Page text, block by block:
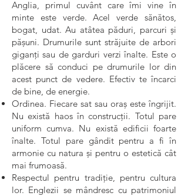
Anglia, primul cuvânt care îmi vine în
minte este verde. Acel verde sănătos,
bogat, udat. Au atâtea păduri, parcuri și
pășuni. Drumurile sunt străjuite de arbori
giganți sau de garduri verzi înalte. Este o
plăcere să conduci pe drumurile lor din
acest punct de vedere. Efectiv te încarci
de bine, de energie.
Ordinea. Fiecare sat sau oraș este îngrijit.
Nu există haos în construcții. Totul pare
uniform cumva. Nu există edificii foarte
înalte. Totul pare gândit pentru a fi în
armonie cu natura și pentru o estetică cât
mai frumoasă.
Respectul pentru tradiție, pentru cultura
lor. Englezii se mândresc cu patrimoniul